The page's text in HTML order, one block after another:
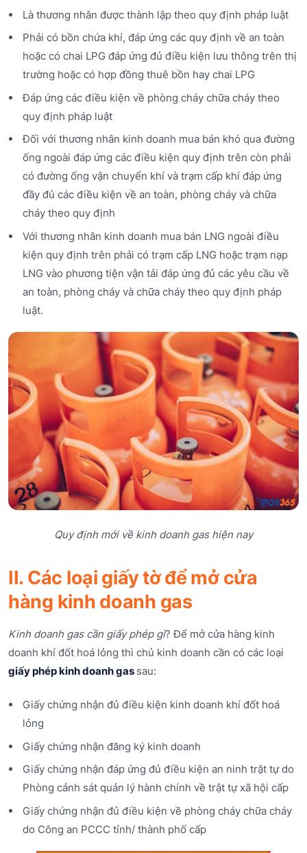
Là thương nhân được thành lập theo quy định pháp luật
Phải có bồn chứa khí, đáp ứng các quy định về an toàn
hoặc có chai LPG đáp ứng đủ điều kiện lưu thông trên thị
trường hoặc có hợp đồng thuê bồn hay chai LPG
Đáp ứng các điều kiện về phòng cháy chữa cháy theo
quy định pháp luật
Đối với thương nhân kinh doanh mua bán khó qua đường
ống ngoài đáp ứng các điều kiện quy định trên còn phải
có đường ống vận chuyển khí và trạm cấp khí đáp ứng
đầy đủ các điều kiện về an toàn, phòng cháy và chữa
cháy theo quy định
Với thương nhân kinh doanh mua bán LNG ngoài điều
kiện quy định trên phải có trạm cấp LNG hoặc trạm nạp
LNG vào phương tiện vận tải đáp ứng đủ các yêu cầu về
an toàn, phòng cháy và chữa cháy theo quy định pháp
luật.
Quy định mới về kinh doanh gas hiện nay
II. Các loại giấy tờ để mở cửa
hàng kinh doanh gas
Kinh doanh gas cần giấy phép gì? Để mở cửa hàng kinh
doanh khí đốt hoá lỏng thì chủ kinh doanh cần có các loại
giấy phép kinh doanh gas sau:
Giấy chứng nhận đủ điều kiện kinh doanh khí đốt hoá
lỏng
Giấy chứng nhận đăng ký kinh doanh
Giấy chứng nhận đáp ứng đủ điều kiện an ninh trật tự do
Phòng cảnh sát quản lý hành chính về trật tự xã hội cấp
Giấy chứng nhận đủ điều kiện về phòng cháy chữa cháy
do Công an PCCC tỉnh/ thành phố cấp